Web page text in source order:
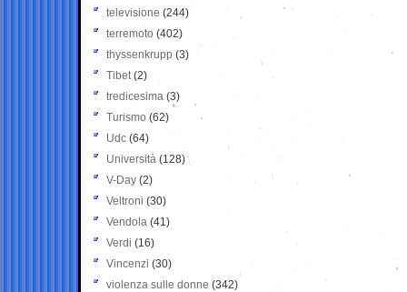
televisione(244)
terremoto (402)
thyssenkrupp (3)
Tibet(2)
tredicesima (3)
Turismo (62)
Udc (64)
Università (128)
V-Day (2)
Veltroni (30)
Vendola (41)
Verdi (16)
Vincenzi (30)
violenza sulle donne (342)